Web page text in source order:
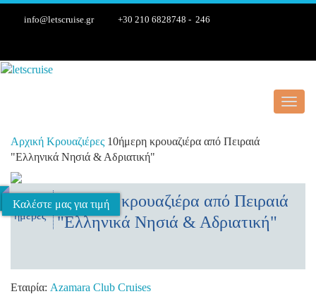
info@letscruise.gr +30 210 6828748 - 246
Αρχική Κρουαζιέρες 10ήμερη κρουαζιέρα από Πειραιά
"Ελληνικά Νησιά & Αδριατική"
Καλέστε μας για τιμή
10
ημέρες
10ήμερη κρουαζιέρα από Πειραιά
"Ελληνικά Νησιά & Αδριατική"
Εταιρία: Azamara Club Cruises